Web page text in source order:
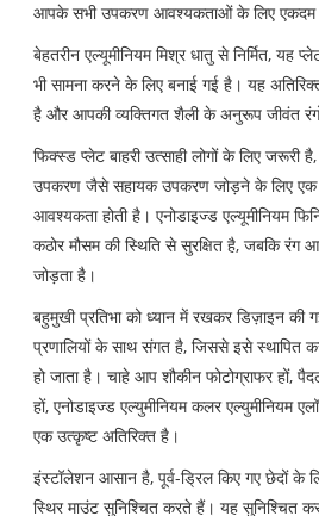
आपके सभी उपकरण आवश्यकताओं के लिए एकदम
बेहतरीन एल्यूमीनियम मिश्र धातु से निर्मित, यह
भी सामना करने के लिए बनाई गई है। यह
है और आपकी व्यक्तिगत शैली के अनुरूप जीवंत
फिक्स्ड प्लेट बाहरी उत्साही लोगों के लिए जरूरी
उपकरण जैसे सहायक उपकरण जोड़ने के लिए एक
आवश्यकता होती है। एनोडाइज्ड एल्यूमीनियम
कठोर मौसम की स्थिति से सुरक्षित है, जबकि रंग
जोड़ता है।
बहुमुखी प्रतिभा को ध्यान में रखकर डिज़ाइन की
प्रणालियों के साथ संगत है, जिससे इसे स्थापित
हो जाता है। चाहे आप शौकीन फोटोग्राफर हों,
हों, एनोडाइज्ड एल्युमीनियम कलर एल्युमीनियम
एक उत्कृष्ट अतिरिक्त है।
इंस्टॉलेशन आसान है, पूर्व-ड्रिल किए गए छेदों के
स्थिर माउंट सुनिश्चित करते हैं। यह सुनिश्चित